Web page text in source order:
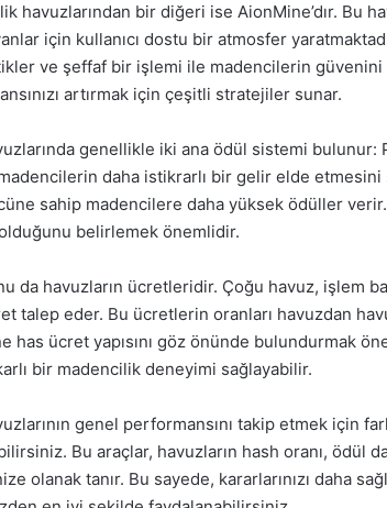
havuzlarından bir diğeri ise AionMine’dır. Bu
için kullanıcı dostu bir atmosfer
ve şeffaf bir işlemi ile madencilerin güvenini
artırmak için çeşitli stratejiler sunar.
genellikle iki ana ödül sistemi bulunur:
daha istikrarlı bir gelir elde
sahip madencilere daha yüksek ödüller
belirlemek önemlidir.
da havuzların ücretleridir. Çoğu havuz, işlem
talep eder. Bu ücretlerin oranları havuzdan
has ücret yapısını göz önünde bulundurmak
bir madencilik deneyimi sağlayabilir.
genel performansını takip etmek için
Bu araçlar, havuzların hash oranı, ödül
olanak tanır. Bu sayede, kararlarınızı daha